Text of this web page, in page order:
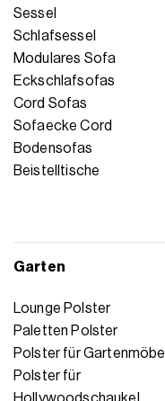
Sessel
Schlafsessel
Modulares Sofa
Eckschlafsofas
Cord Sofas
Sofaecke Cord
Bodensofas
Beistelltische
Garten
Lounge Polster
Paletten Polster
Polster für Gartenmöbel
Polster für